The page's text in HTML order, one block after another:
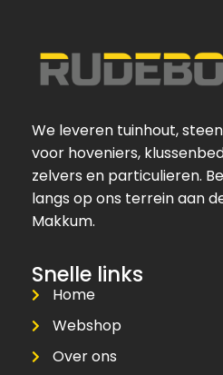
We leveren tuinhout,
voor hoveniers,
zelvers en particulieren.
langs op ons terrein aan
Makkum.
Snelle links
Home
Webshop
Over ons